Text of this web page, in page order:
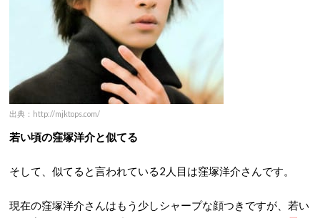
出典：http://mjktops.com/
若い頃の窪塚洋介と似てる
そして、似てると言われている2人目は窪塚洋介さんです。
現在の窪塚洋介さんはもう少しシャープな顔つきですが、若い